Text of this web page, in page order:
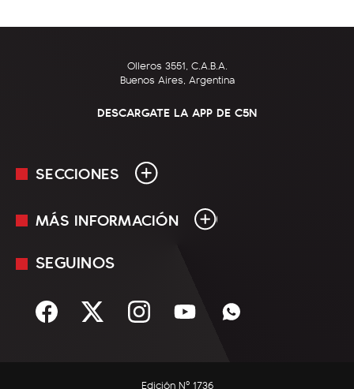
Olleros 3551, C.A.B.A.
Buenos Aires, Argentina
DESCARGATE LA APP DE C5N
SECCIONES
En Vivo
Sociedad
MÁS INFORMACIÓN
Mediakit
Términos y condiciones
SEGUINOS
Edición Nº 1736